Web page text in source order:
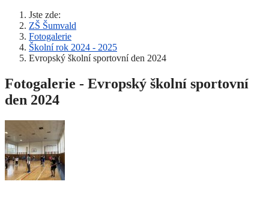
Jste zde:
ZŠ Šumvald
Fotogalerie
Školní rok 2024 - 2025
Evropský školní sportovní den 2024
Fotogalerie - Evropský školní sportovní
den 2024